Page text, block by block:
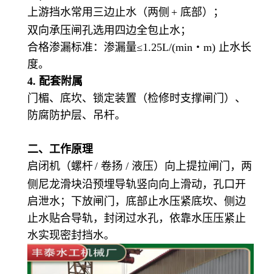
上游挡水常用三边止水（两侧 + 底部）；
双向承压闸孔选用四边全包止水；
合格渗漏标准：渗漏量≤1.25L/(min ・ m) 止水长
度。
4. 配套附属
门楣、底坎、锁定装置（检修时支撑闸门）、
防腐防护层、吊杆。
二、工作原理
启闭机（螺杆/ 卷扬 / 液压）向上提拉闸门，两
侧尼龙滑块沿预埋导轨竖向向上滑动，孔口开
启泄水；下放闸门，底部止水压紧底坎、侧边
止水贴合导轨，封闭过水孔，依靠水压压紧止
水实现密封挡水。